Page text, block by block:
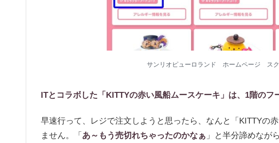
サンリオピューロランド ホームページ スク
ITとコラボした「KITTYの赤い風船ムースケーキ」は、1階のフ
早速行って、レジで注文しようと思ったら、なんと「KITTYの
ません。「 あ～もう売切れちゃったのかなぁ 」と半分諦めなが